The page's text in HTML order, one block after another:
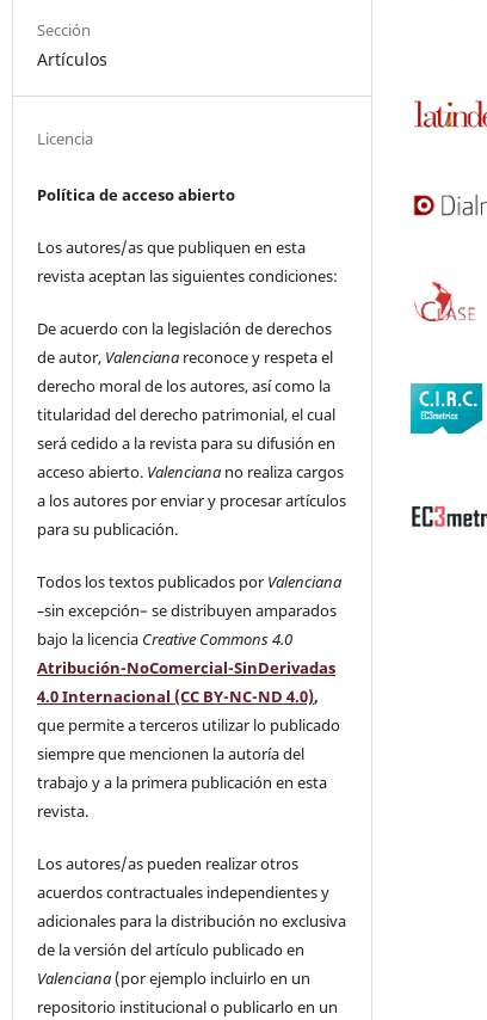
Sección
Artículos
Licencia
Política de acceso abierto
Los autores/as que publiquen en esta
revista aceptan las siguientes condiciones:
De acuerdo con la legislación de derechos
de autor, Valenciana reconoce y respeta el
derecho moral de los autores, así como la
titularidad del derecho patrimonial, el cual
será cedido a la revista para su difusión en
acceso abierto. Valenciana no realiza cargos
a los autores por enviar y procesar artículos
para su publicación.
Todos los textos publicados por Valenciana
–sin excepción– se distribuyen amparados
bajo la licencia Creative Commons 4.0
Atribución-NoComercial-SinDerivadas
4.0 Internacional (CC BY-NC-ND 4.0),
que permite a terceros utilizar lo publicado
siempre que mencionen la autoría del
trabajo y a la primera publicación en esta
revista.
Los autores/as pueden realizar otros
acuerdos contractuales independientes y
adicionales para la distribución no exclusiva
de la versión del artículo publicado en
Valenciana (por ejemplo incluirlo en un
repositorio institucional o publicarlo en un